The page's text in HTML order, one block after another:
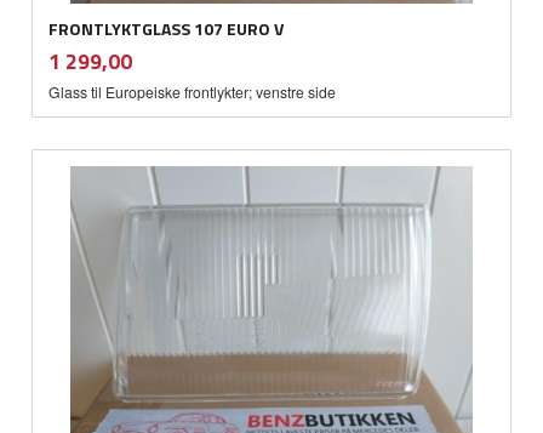
FRONTLYKTGLASS 107 EURO V
Pris
1 299,00mva.
Glass til Europeiske frontlykter; venstre side